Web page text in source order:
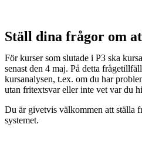
Ställ dina frågor om
För kurser som slutade i P3 ska
senast den 4 maj. På detta
kursanalysen, t.ex. om du har
utan fritextsvar eller inte vet var du
Du är givetvis välkommen att ställa
systemet.